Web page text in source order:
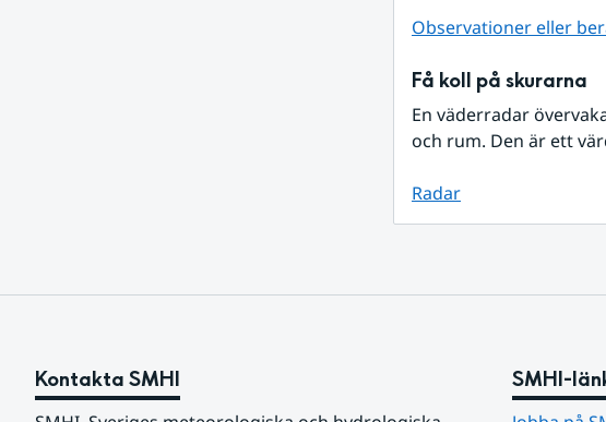
Observationer eller
Få koll på skurarna
En väderradar
och rum. Den är ett
Radar
Kontakta SMHI SMHI-